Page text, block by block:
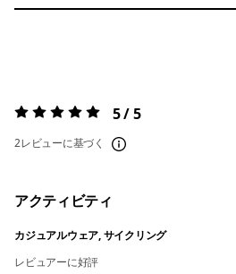
評価:5 / 5 5 / 5
2レビューに基づく
アクティビティ
カジュアルウェア, サイクリング
レビュアーに好評